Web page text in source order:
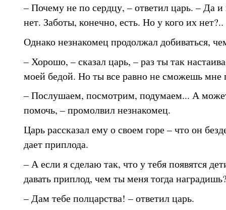
– Почему не по сердцу, – ответил царь. – Да и
нет. Заботы, конечно, есть. Но у кого их нет?..
Однако незнакомец продолжал добиваться,
– Хорошо, – сказал царь, – раз ты так
моей бедой. Но ты все равно не сможешь мне
– Послушаем, посмотрим, подумаем... А
помочь, – промолвил незнакомец.
Царь рассказал ему о своем горе – что он
дает приплода.
– А если я сделаю так, что у тебя появятся
давать приплод, чем ты меня тогда
– Дам тебе полцарства! – ответил царь.